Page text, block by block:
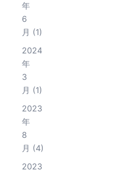
年
6
月 (1)
2024
年
3
月 (1)
2023
年
8
月 (4)
2023